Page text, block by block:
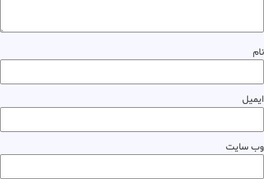
نام
ایمیل
وب‌ سایت